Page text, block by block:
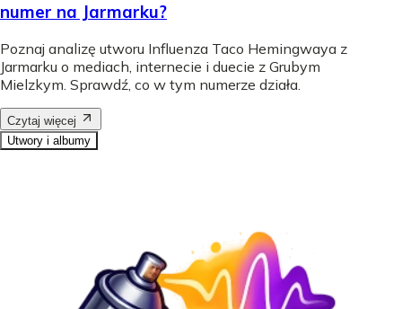
numer na Jarmarku?
Poznaj analizę utworu Influenza Taco Hemingwaya z
Jarmarku o mediach, internecie i duecie z Grubym
Mielzkym. Sprawdź, co w tym numerze działa.
Czytaj więcej
Utwory i albumy